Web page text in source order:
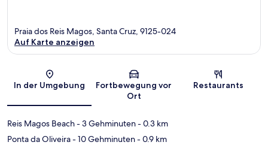
Karte
Praia dos Reis Magos, Santa Cruz, 9125-024
Auf Karte anzeigen
In der Umgebung
Fortbewegung vor
Ort
Restaurants
Reis Magos Beach- 3 Gehminuten- 0.3 km
Ponta da Oliveira- 10 Gehminuten- 0.9 km